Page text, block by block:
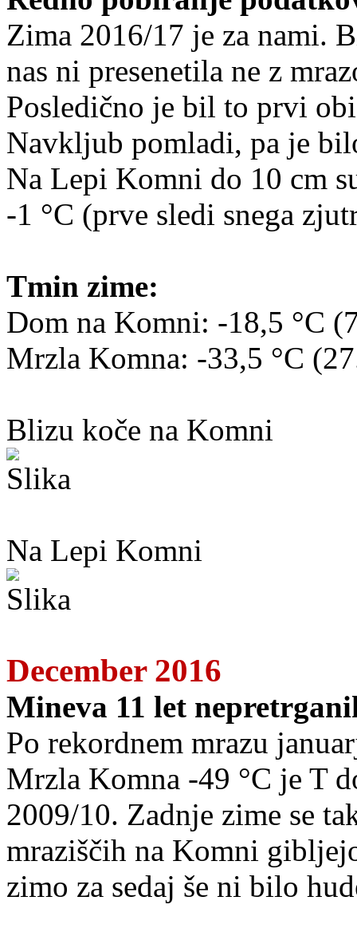
Zima 2016/17 je za nami.
nas ni presenetila ne z
Posledično je bil to prvi
Navkljub pomladi, pa je
Na Lepi Komni do 10 cm
-1 °C (prve sledi snega
Tmin zime:
Dom na Komni: -18,5 °C
Mrzla Komna: -33,5 °C
Blizu koče na Komni
Na Lepi Komni
December 2016
Mineva 11 let
Po rekordnem mrazu
Mrzla Komna -49 °C je T
2009/10. Zadnje zime se
mraziščih na Komni
zimo za sedaj še ni bilo